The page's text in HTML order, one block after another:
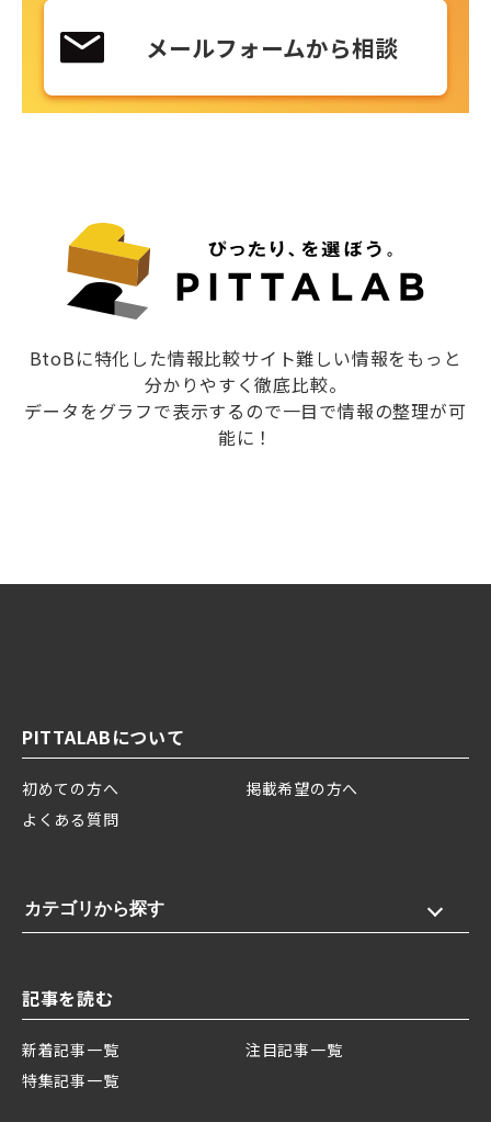
メールフォームから相談
BtoBに特化した情報比較サイト難しい情報をもっと
分かりやすく徹底比較。
データをグラフで表示するので一目で情報の整理が可
能に！
PITTALABについて
初めての方へ
掲載希望の方へ
よくある質問
カテゴリから探す
記事を読む
新着記事一覧
注目記事一覧
特集記事一覧